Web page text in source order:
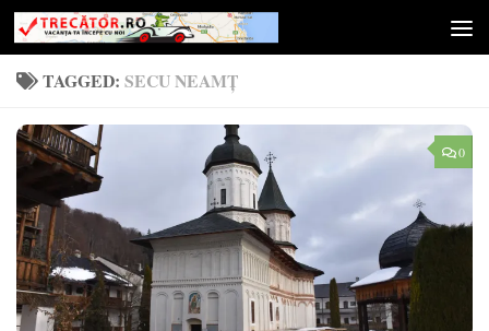
Skip to content
TAGGED: SECU NEAMȚ
0